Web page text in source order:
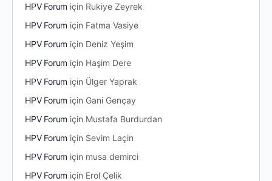
HPV Forum için Rukiye Zeyrek
HPV Forum için Fatma Vasiye
HPV Forum için Deniz Yeşim
HPV Forum için Haşim Dere
HPV Forum için Ülger Yaprak
HPV Forum için Gani Gençay
HPV Forum için Mustafa Burdurdan
HPV Forum için Sevim Laçin
HPV Forum için musa demirci
HPV Forum için Erol Çelik